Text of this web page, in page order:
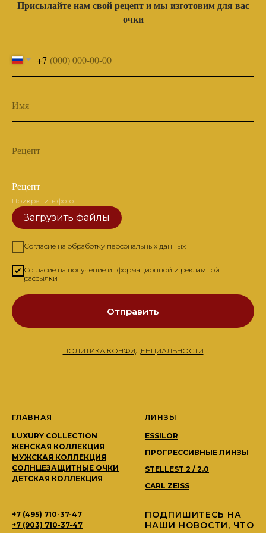
Присылайте нам свой рецепт и мы изготовим для вас
очки
+7
Имя
Рецепт
Рецепт
Прикрепить фото
Загрузить файлы
Согласие на обработку персональных данных
Согласие на получение информационной и рекламной
рассылки
Отправить
ПОЛИТИКА КОНФИДЕНЦИАЛЬНОСТИ
ГЛАВНАЯ
LUXURY COLLECTION
ЖЕНСКАЯ КОЛЛЕКЦИЯ
МУЖСКАЯ КОЛЛЕКЦИЯ
СОЛНЦЕЗАЩИТНЫЕ ОЧКИ
ДЕТСКАЯ КОЛЛЕКЦИЯ
ЛИНЗЫ
ESSILOR
ПРОГРЕССИВНЫЕ ЛИНЗЫ
STELLEST 2 / 2.0
CARL ZEISS
+7 (495) 710-37-47
+7 (903) 710-37-47
ПОДПИШИТЕСЬ НА
НАШИ НОВОСТИ, ЧТО